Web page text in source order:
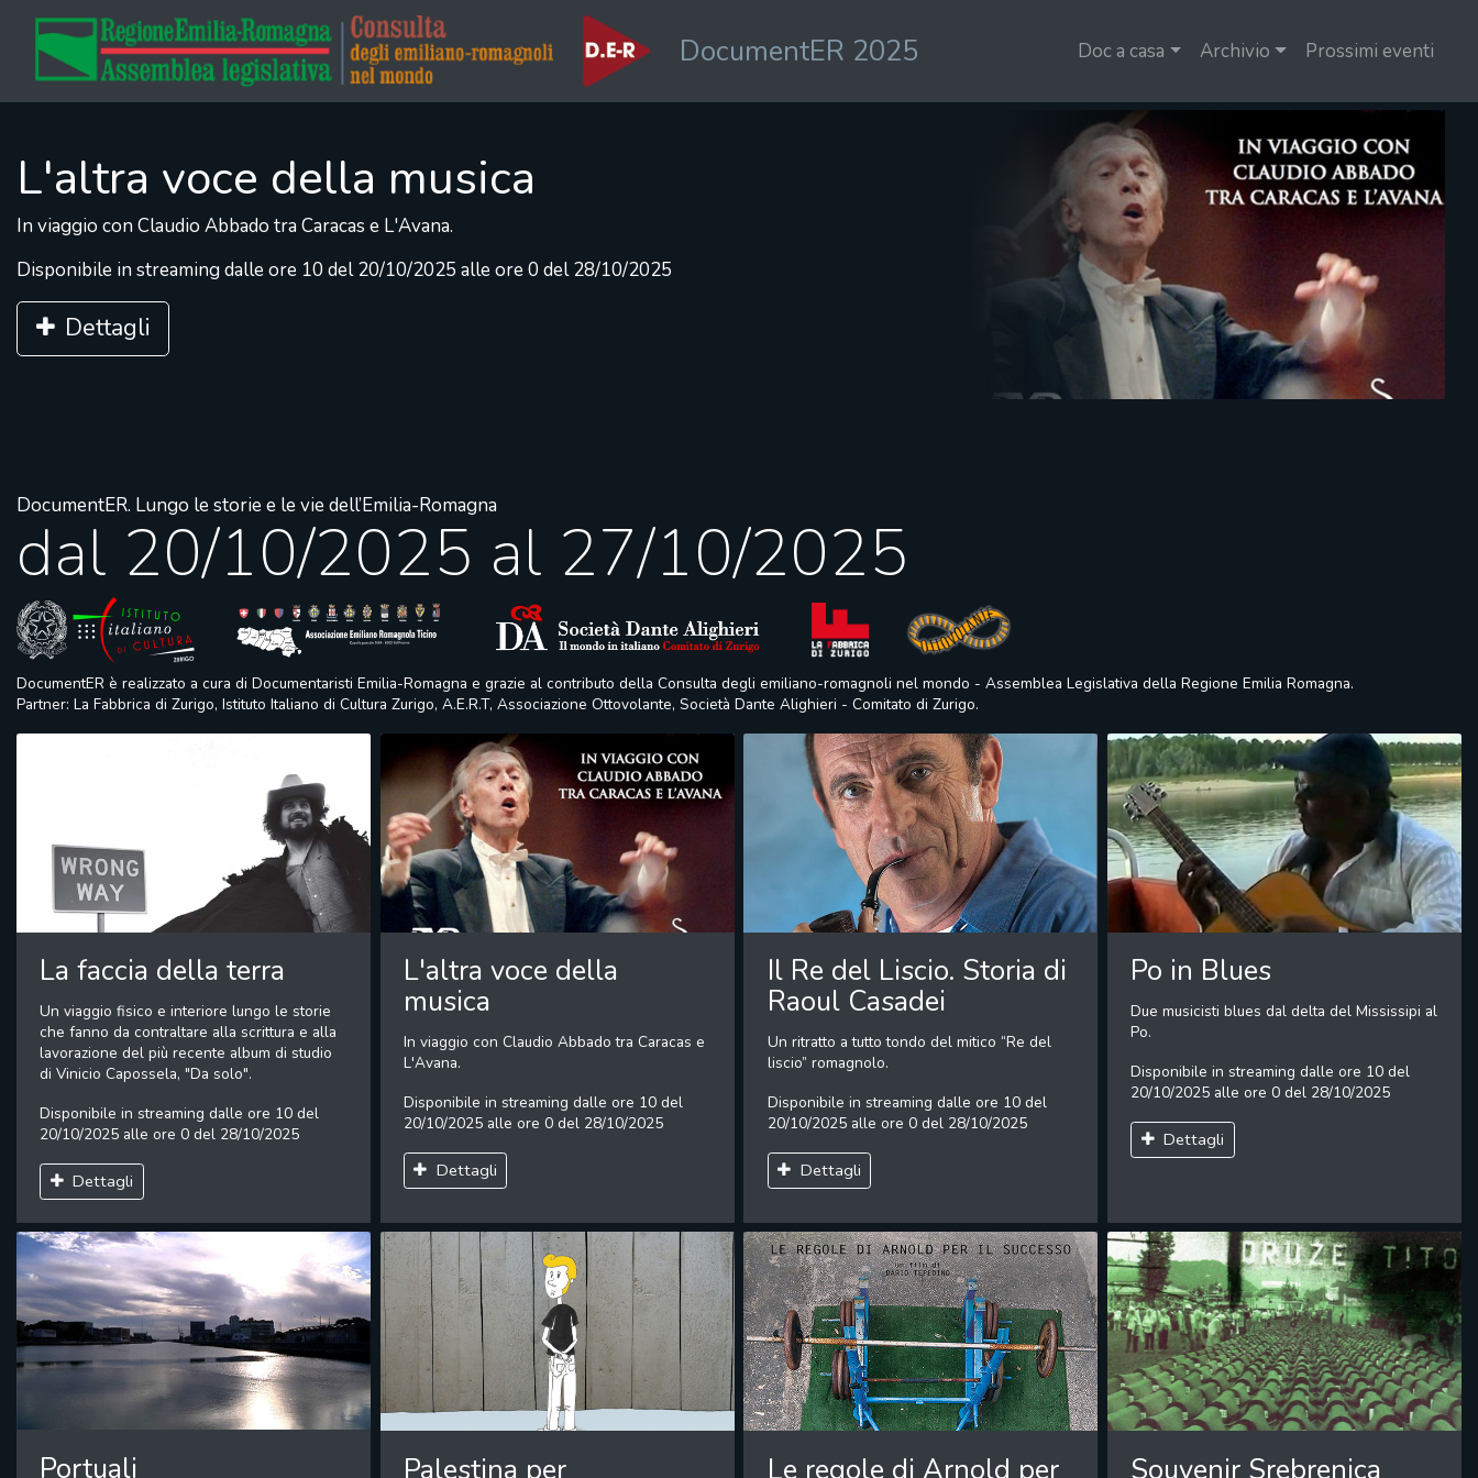
DocumentER 2025 Doc a casa Archivio Prossimi eventi
L'altra voce della musica
In viaggio con Claudio Abbado tra Caracas e L'Avana.
Disponibile in streaming dalle ore 10 del 20/10/2025 alle ore 0 del 28/10/2025
Dettagli
DocumentER. Lungo le storie e le vie dell’Emilia-Romagna
dal 20/10/2025 al 27/10/2025
DocumentER è realizzato a cura di Documentaristi Emilia-Romagna e grazie al contributo della Consulta degli emiliano-romagnoli nel mondo - Assemblea Legislativa della Regione Emilia Romagna.
Partner: La Fabbrica di Zurigo, Istituto Italiano di Cultura Zurigo, A.E.R.T, Associazione Ottovolante, Società Dante Alighieri - Comitato di Zurigo.
La faccia della terra
Un viaggio fisico e interiore lungo le storie
che fanno da contraltare alla scrittura e alla
lavorazione del più recente album di studio
di Vinicio Capossela, "Da solo".
Disponibile in streaming dalle ore 10 del
20/10/2025 alle ore 0 del 28/10/2025
Dettagli
L'altra voce della
musica
In viaggio con Claudio Abbado tra Caracas e
L'Avana.
Disponibile in streaming dalle ore 10 del
20/10/2025 alle ore 0 del 28/10/2025
Dettagli
Il Re del Liscio. Storia di
Raoul Casadei
Un ritratto a tutto tondo del mitico “Re del
liscio” romagnolo.
Disponibile in streaming dalle ore 10 del
20/10/2025 alle ore 0 del 28/10/2025
Dettagli
Po in Blues
Due musicisti blues dal delta del Mississipi al
Po.
Disponibile in streaming dalle ore 10 del
20/10/2025 alle ore 0 del 28/10/2025
Dettagli
Portuali Palestina per Le regole di Arnold per Souvenir Srebrenica